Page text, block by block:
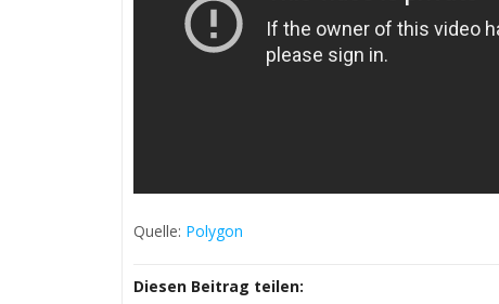
Quelle: Polygon
Diesen Beitrag teilen: